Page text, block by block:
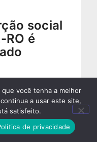
social
RO é
você tenha a melhor
a usar este site,
satisfeito.
de privacidade